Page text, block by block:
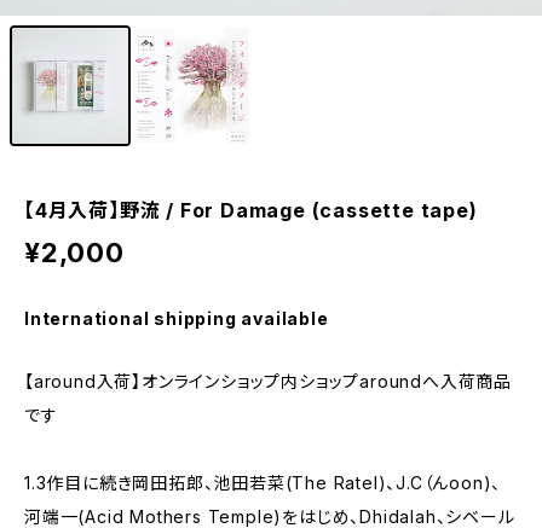
【4月入荷】野流 / For Damage (cassette tape)
¥2,000
International shipping available
【around入荷】オンラインショップ内ショップaroundへ入荷商品
です
1.3作目に続き岡田拓郎、池田若菜(The Ratel)、J.C（んoon)、
河端一(Acid Mothers Temple)をはじめ、Dhidalah、シベール